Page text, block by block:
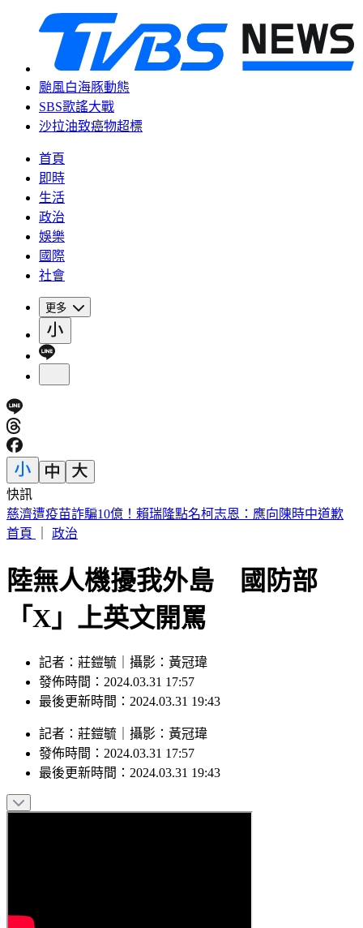
颱風白海豚動態
SBS歌謠大戰
沙拉油致癌物超標
首頁
即時
生活
政治
娛樂
國際
社會
更多
快訊
海基會預算遭砍恐成「使用者付費」 羅文嘉：難道叫民眾去
找藍委？
陸無人機擾我外島 國防部
「X」上英文開罵
記者：莊鎧毓｜攝影：黃冠瑋
發佈時間：2024.03.31 17:57
記者：莊鎧毓｜攝影：黃冠瑋
發佈時間：2024.03.31 17:57